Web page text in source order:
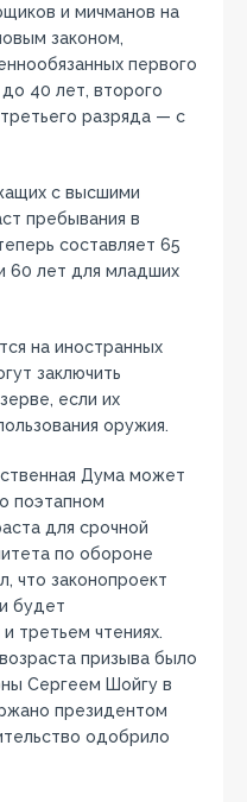
и мичманов на
законом,
первого
40 лет, второго
разряда — с
с высшими
пребывания в
составляет 65
60 лет для младших
на иностранных
заключить
если их
оружия.
Дума может
поэтапном
для срочной
по обороне
что законопроект
будет
третьем чтениях.
призыва было
Сергеем Шойгу в
президентом
одобрило